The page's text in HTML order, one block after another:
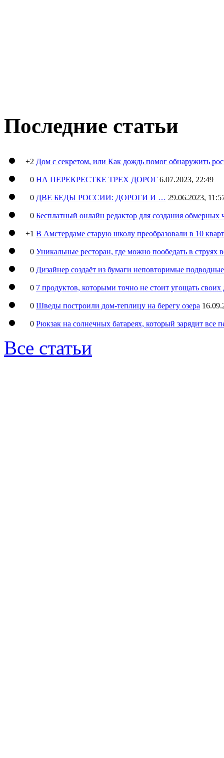
Последние статьи
+2 Дом с секретом, или Как дождь помог обнаружить
0 НА ПЕРЕКРЕСТКЕ ТРЕХ ДОРОГ 6.07.2023, 22:49
0 ДВЕ БЕДЫ РОССИИ: ДОРОГИ И … 29.06.2023,
0 Бесплатный онлайн редактор для создания обмерных
+1 В Амстердаме старую школу преобразовали в 10
0 Уникальные ресторан, где можно пообедать в струях
0 Дизайнер создаёт из бумаги неповторимые
0 7 продуктов, которыми точно не стоит угощать
0 Шведы построили дом-теплицу на берегу озера
0 Рюкзак на солнечных батареях, который зарядит все
Все статьи